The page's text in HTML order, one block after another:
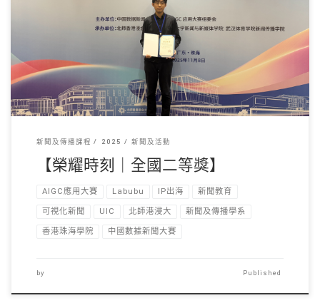
第十屆中國數據新聞大 […]
新聞及傳播課程 2025 新聞及活動
【榮耀時刻｜全國二等獎】
AIGC應用大賽 Labubu IP出海 新聞教育
可視化新聞 UIC 北師港浸大 新聞及傳播學系
香港珠海學院 中國數據新聞大賽
by Published